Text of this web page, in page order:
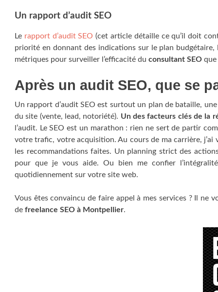
Un rapport d’audit SEO
Le rapport d’audit SEO (cet article détaille ce qu’il doit
priorité en donnant des indications sur le plan
métriques pour surveiller l’efficacité du consultant SEO que
Après un audit SEO, que se
Un rapport d’audit SEO est surtout un plan de bataille,
du site (vente, lead, notoriété). Un des facteurs clés de la
l’audit. Le SEO est un marathon : rien ne sert de partir
votre trafic, votre acquisition. Au cours de ma carrière,
les recommandations faites. Un planning strict des
pour que je vous aide. Ou bien me confier
quotidiennement sur votre site web.
Vous êtes convaincu de faire appel à mes services ? Il ne
de freelance SEO à Montpellier.